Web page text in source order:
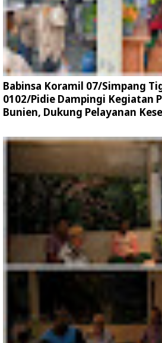
Babinsa Koramil 07/Simpang
0102/Pidie Dampingi Kegiatan
Bunien, Dukung Pelayanan